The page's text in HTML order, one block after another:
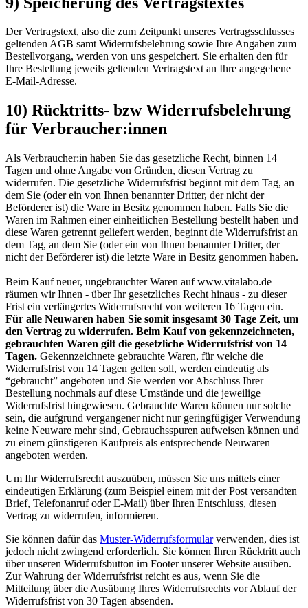
Der Vertragstext, also die zum Zeitpunkt unseres Vertragsschlusses
geltenden AGB samt Widerrufsbelehrung sowie Ihre Angaben zum
Bestellvorgang, werden von uns gespeichert. Sie erhalten den für
Ihre Bestellung jeweils geltenden Vertragstext an Ihre angegebene
E-Mail-Adresse.
10) Rücktritts- bzw Widerrufsbelehrung
für Verbraucher:innen
Als Verbraucher:in haben Sie das gesetzliche Recht, binnen 14
Tagen und ohne Angabe von Gründen, diesen Vertrag zu
widerrufen. Die gesetzliche Widerrufsfrist beginnt mit dem Tag, an
dem Sie (oder ein von Ihnen benannter Dritter, der nicht der
Beförderer ist) die Ware in Besitz genommen haben. Falls Sie die
Waren im Rahmen einer einheitlichen Bestellung bestellt haben und
diese Waren getrennt geliefert werden, beginnt die Widerrufsfrist an
dem Tag, an dem Sie (oder ein von Ihnen benannter Dritter, der
nicht der Beförderer ist) die letzte Ware in Besitz genommen haben.
Beim Kauf neuer, ungebrauchter Waren auf www.vitalabo.de
räumen wir Ihnen - über Ihr gesetzliches Recht hinaus - zu dieser
Frist ein verlängertes Widerrufsrecht von weiteren 16 Tagen ein.
Für alle Neuwaren haben Sie somit insgesamt 30 Tage Zeit, um
den Vertrag zu widerrufen. Beim Kauf von gekennzeichneten,
gebrauchten Waren gilt die gesetzliche Widerrufsfrist von 14
Tagen. Gekennzeichnete gebrauchte Waren, für welche die
Widerrufsfrist von 14 Tagen gelten soll, werden eindeutig als
“gebraucht” angeboten und Sie werden vor Abschluss Ihrer
Bestellung nochmals auf diese Umstände und die jeweilige
Widerrufsfrist hingewiesen. Gebrauchte Waren können nur solche
sein, die aufgrund vergangener nicht nur geringfügiger Verwendung
keine Neuware mehr sind, Gebrauchsspuren aufweisen können und
zu einem günstigeren Kaufpreis als entsprechende Neuwaren
angeboten werden.
Um Ihr Widerrufsrecht auszuüben, müssen Sie uns mittels einer
eindeutigen Erklärung (zum Beispiel einem mit der Post versandten
Brief, Telefonanruf oder E-Mail) über Ihren Entschluss, diesen
Vertrag zu widerrufen, informieren.
Sie können dafür das Muster-Widerrufsformularverwenden, dies ist
jedoch nicht zwingend erforderlich. Sie können Ihren Rücktritt auch
über unseren Widerrufsbutton im Footer unserer Website ausüben.
Zur Wahrung der Widerrufsfrist reicht es aus, wenn Sie die
Mitteilung über die Ausübung Ihres Widerrufsrechts vor Ablauf der
Widerrufsfrist von 30 Tagen absenden.